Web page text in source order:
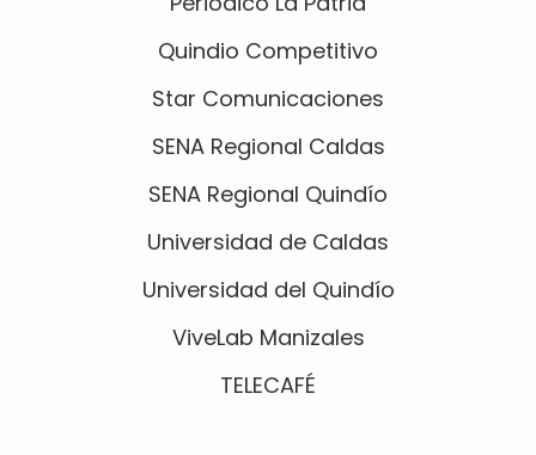
Quindio Competitivo
Star Comunicaciones
SENA Regional Caldas
SENA Regional Quindío
Universidad de Caldas
Universidad del Quindío
ViveLab Manizales
TELECAFÉ